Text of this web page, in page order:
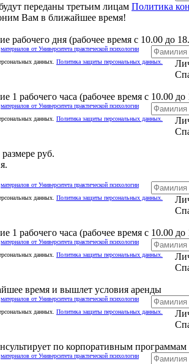
переданы третьим лицам Политика
Вам в ближайшее время!
рабочего дня (рабочее время с 10.00 до
материалов от Университета практической психологии
данных. Политика защиты персональных данных.
1 рабочего часа (рабочее время с 10.00 до
материалов от Университета практической психологии
данных. Политика защиты персональных данных.
руб.
материалов от Университета практической психологии
данных. Политика защиты персональных данных.
1 рабочего часа (рабочее время с 10.00 до
материалов от Университета практической психологии
данных. Политика защиты персональных данных.
время и вышлет условия аренды
материалов от Университета практической психологии
данных. Политика защиты персональных данных.
по корпоративным программам
материалов от Университета практической психологии